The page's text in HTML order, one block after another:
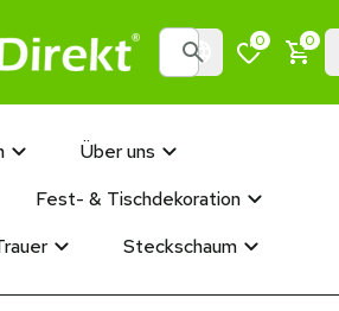
0 0
Über uns
Fest- & Tischdekoration
Steckschaum